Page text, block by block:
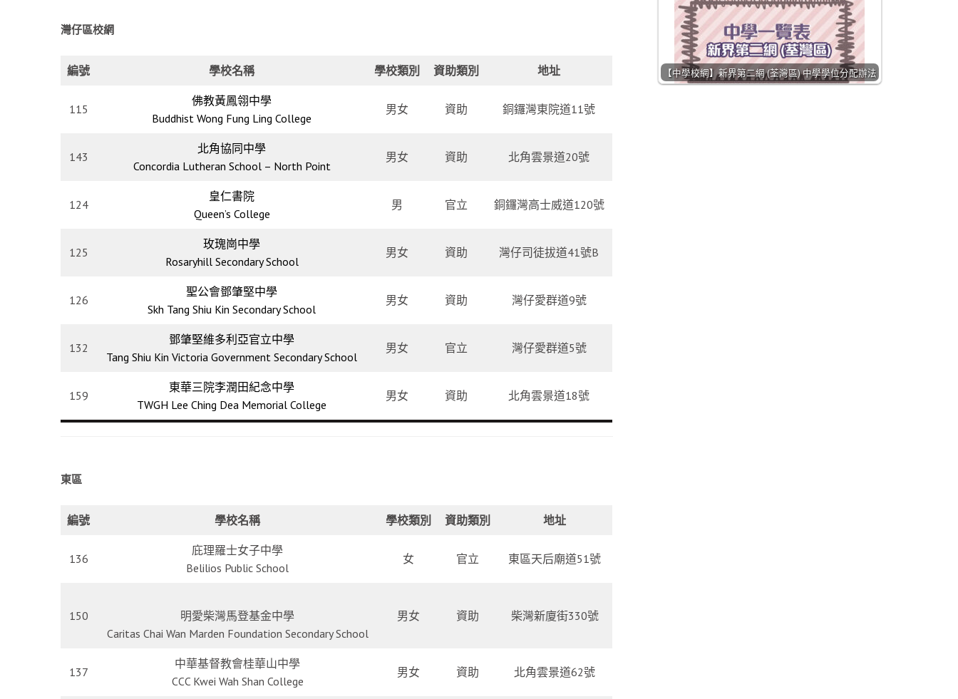
灣仔區校網
編號 學校名稱 學校類別 資助類別 地址
115
佛教黃鳳翎中學
Buddhist Wong Fung Ling College
男女 資助 銅鑼灣東院道11號
143
北角協同中學
Concordia Lutheran School – North Point
男女 資助 北角雲景道20號
124
皇仁書院
Queen’s College
男 官立 銅鑼灣高士威道120號
125
玫瑰崗中學
Rosaryhill Secondary School
男女 資助 灣仔司徒拔道41號B
126
聖公會鄧肇堅中學
Skh Tang Shiu Kin Secondary School
男女 資助 灣仔愛群道9號
132
鄧肇堅維多利亞官立中學
Tang Shiu Kin Victoria Government Secondary School
男女 官立 灣仔愛群道5號
159
東華三院李潤田紀念中學
TWGH Lee Ching Dea Memorial College
男女 資助 北角雲景道18號
東區
編號 學校名稱 學校類別 資助類別 地址
136
庇理羅士女子中學
Belilios Public School
女 官立 東區天后廟道51號
150
明愛柴灣馬登基金中學
Caritas Chai Wan Marden Foundation Secondary School
男女 資助 柴灣新廈街330號
137
中華基督教會桂華山中學
CCC Kwei Wah Shan College
男女 資助 北角雲景道62號
【中學校網】新界第二網 (荃灣區) 中學學位分配辦法